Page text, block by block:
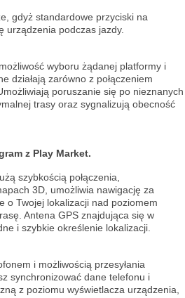
gdyż standardowe przyciski na
urządzenia podczas jazdy.
wyboru żądanej platformy i
działają zarówno z połączeniem
poruszanie się po nieznanych
trasy oraz sygnalizują obecność
z Play Market.
szybkością połączenia,
3D, umożliwia nawigację za
o Twojej lokalizacji nad poziomem
Antena GPS znajdująca się w
i szybkie określenie lokalizacji.
i możliwością przesyłania
synchronizować dane telefonu i
z poziomu wyświetlacza urządzenia,